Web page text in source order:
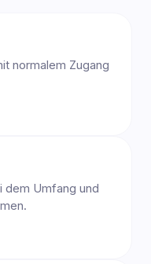
normalem Zugang
dem Umfang und